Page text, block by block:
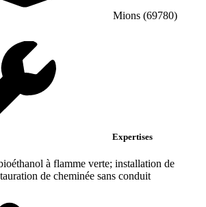
Mions (69780)
Expertises
à flamme verte; installation de
de cheminée sans conduit